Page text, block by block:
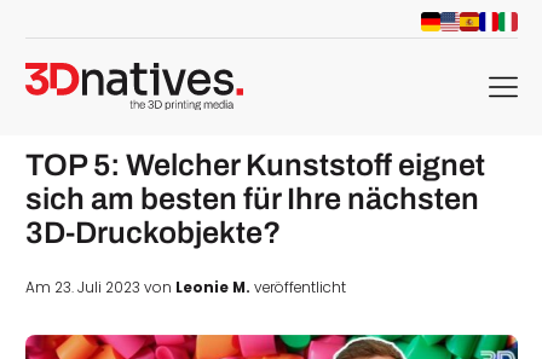
menu
TOP 5: Welcher Kunststoff eignet
sich am besten für Ihre nächsten
3D-Druckobjekte?
Am 23. Juli 2023 von Leonie M. veröffentlicht